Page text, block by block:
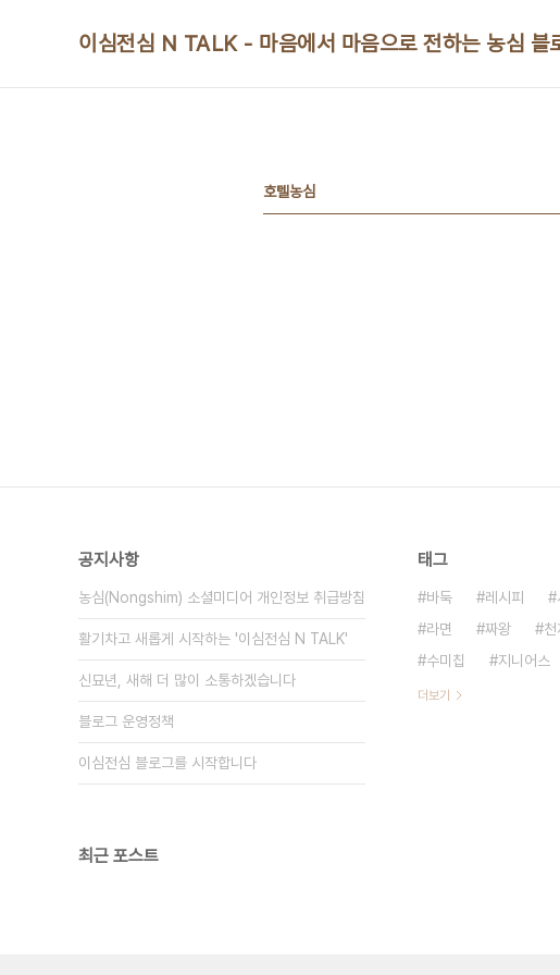
이심전심 N TALK - 마음에서 마음으로 전하는 농심 블
호텔농심
공지사항
농심(Nongshim) 소셜미디어 개인정보 취급방침
활기차고 새롭게 시작하는 '이심전심 N TALK'
신묘년, 새해 더 많이 소통하겠습니다
블로그 운영정책
이심전심 블로그를 시작합니다
최근 포스트
태그
바둑 레시피
라면
짜왕
수미칩
지니어스
더보기